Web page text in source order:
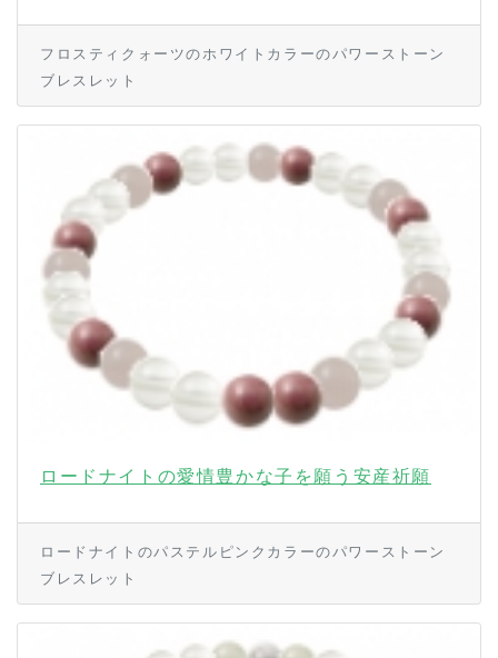
フロスティクォーツのホワイトカラーのパワーストーン
ブレスレット
ロードナイトの愛情豊かな子を願う安産祈願
ロードナイトのパステルピンクカラーのパワーストーン
ブレスレット